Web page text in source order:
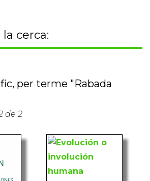
cerca:
per terme "Rabada
de 2